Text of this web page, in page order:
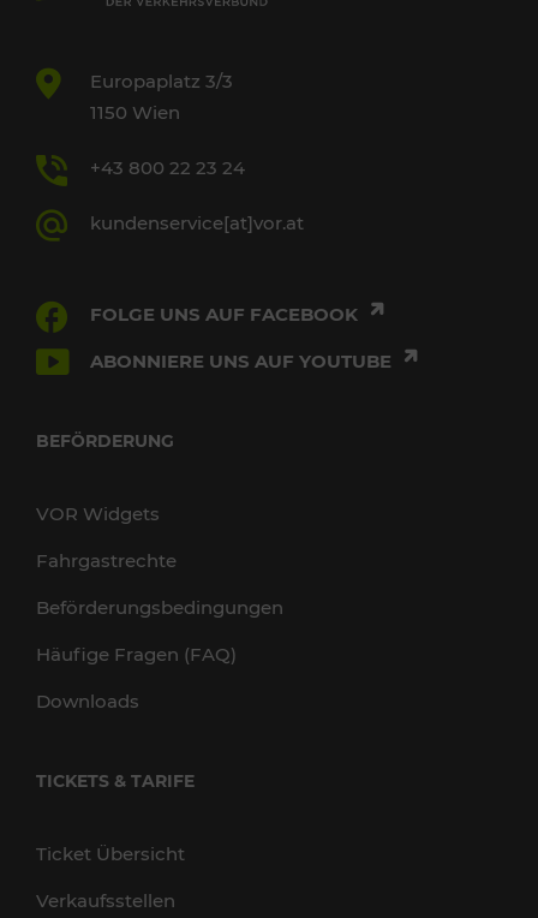
Europaplatz 3/3
1150 Wien
+43 800 22 23 24
kundenservice[at]vor.at
FOLGE UNS AUF FACEBOOK
ABONNIERE UNS AUF YOUTUBE
BEFÖRDERUNG
VOR Widgets
Fahrgastrechte
Beförderungsbedingungen
Häufige Fragen (FAQ)
Downloads
TICKETS & TARIFE
Ticket Übersicht
Verkaufsstellen